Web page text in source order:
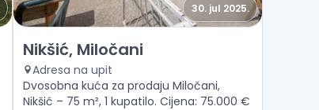
30. jul 2025.
Prodaja - Kuća Nikšić, Miločani
Nikšić, Miločani
Adresa na upit
Dvosobna kuća za prodaju Miločani,
Nikšić – 75 m², 1 kupatilo. Cijena: 75.000 €